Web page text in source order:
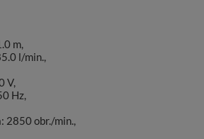
m,
l/min.,
V,
Hz,
2850 obr./min.,